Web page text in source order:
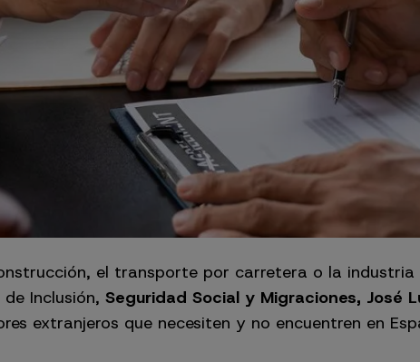
el transporte por carretera o la
Inclusión, Seguridad Social y Migraciones, José
extranjeros que necesiten y no encuentren en